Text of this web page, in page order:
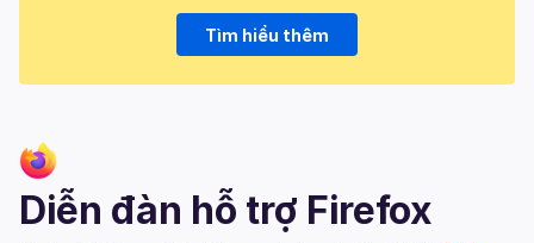
Tìm hiểu thêm
Diễn đàn hỗ trợ Firefox